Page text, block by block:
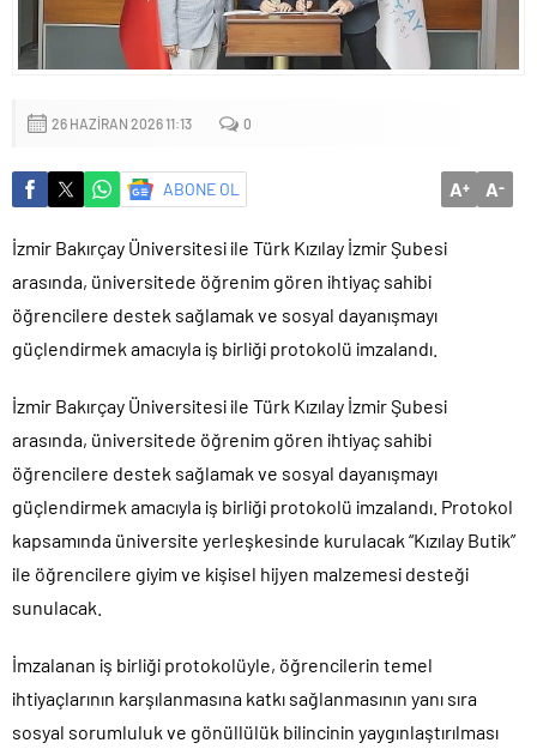
Küçük işletmeler büyük siber risklerle karşı karşıya
26 HAZIRAN 2026 11:13 0
ABONE OL A+ A-
İzmir Bakırçay Üniversitesi ile Türk Kızılay İzmir Şubesi
arasında, üniversitede öğrenim gören ihtiyaç sahibi
öğrencilere destek sağlamak ve sosyal dayanışmayı
güçlendirmek amacıyla iş birliği protokolü imzalandı.
İzmir Bakırçay Üniversitesi ile Türk Kızılay İzmir Şubesi
arasında, üniversitede öğrenim gören ihtiyaç sahibi
öğrencilere destek sağlamak ve sosyal dayanışmayı
güçlendirmek amacıyla iş birliği protokolü imzalandı. Protokol
kapsamında üniversite yerleşkesinde kurulacak “Kızılay Butik”
ile öğrencilere giyim ve kişisel hijyen malzemesi desteği
sunulacak.
İmzalanan iş birliği protokolüyle, öğrencilerin temel
ihtiyaçlarının karşılanmasına katkı sağlanmasının yanı sıra
sosyal sorumluluk ve gönüllülük bilincinin yaygınlaştırılması